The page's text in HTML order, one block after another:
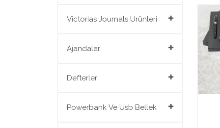
Hediyelik Setler
Victorias Journals Ürünleri
Victorias Journals Ürünleri
Ajandalar
Organizerler
Defterler
Defterler
Powerbank Ve Usb Bellek